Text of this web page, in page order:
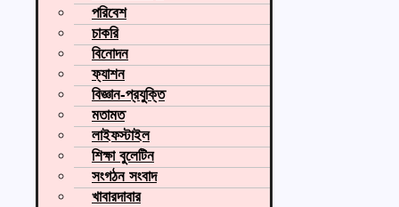
পরিবেশ
চাকরি
বিনোদন
ফ্যাশন
বিজ্ঞান-প্রযুক্তি
মতামত
লাইফস্টাইল
শিক্ষা বুলেটিন
সংগঠন সংবাদ
খাবারদাবার